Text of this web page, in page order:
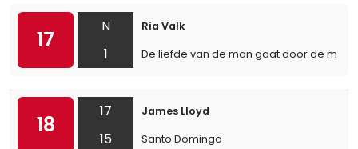
17
N
1
Ria Valk
De liefde van de man gaat door de maag
18
17
15
James Lloyd
Santo Domingo